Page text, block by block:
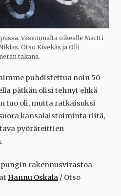
Vasemmalta oikealle Martti
Otso Kivekäs ja Olli
takana.
puhdistettua noin 50
pätkän olisi tehnyt ehkä
tuo oli, mutta ratkaisuksi
kansalaistoiminta riitä,
pyöräreittien
rakennusvirastoa
Hannu Oskala / Otso